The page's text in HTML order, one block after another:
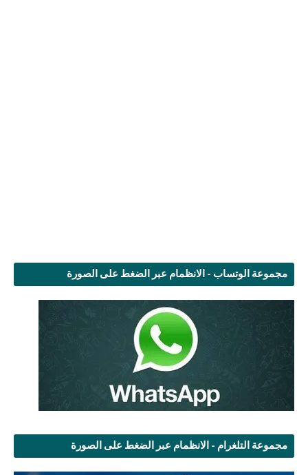
مجموعة الوتساب - الانظمام عبر الضغط على الصورة
مجموعة التلغرام - الانظمام عبر الضغط على الصورة